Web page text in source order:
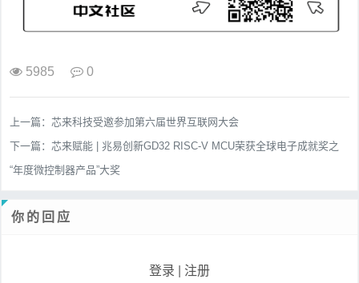
5985 0
上一篇： 芯来科技受邀参加第六届世界互联网大会
下一篇： 芯来赋能 | 兆易创新GD32 RISC-V MCU荣获全球电子成就奖之
“年度微控制器产品”大奖
你的回应
登录 注册